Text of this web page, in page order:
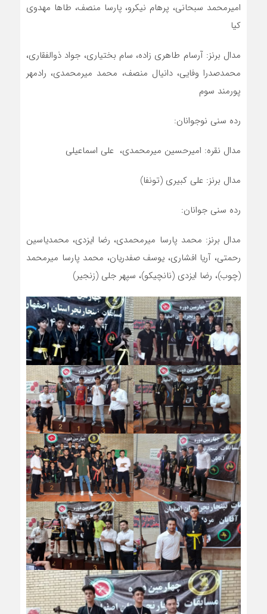
امیرمحمد سبحانی، پرهام نیکرو، پارسا منصف، طاها مهدوی
کیا
مدال برنز: آرسام طاهری زاده، سام بختیاری، جواد ذوالفقاری،
محمدصدرا وفایی، دانیال منصف، محمد میرمحمدی، رادمهر
پورمند سوم
رده سنی نوجوانان:
مدال نقره: امیرحسین میرمحمدی، علی اسماعیلی
مدال برنز: علی کبیری (تونفا)
رده سنی جوانان:
مدال برنز: محمد پارسا میرمحمدی، رضا ایزدی، محمدیاسین
رحمتی، آریا افشاری، یوسف صفدریان، محمد پارسا میرمحمد
(چوب)، رضا ایزدی (نانچیکو)، سپهر جلی (زنجیر)